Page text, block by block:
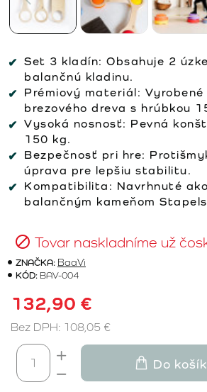
Set 3 kladín: Obsahuje 2
balančnú kladinu.
Prémiový materiál:
brezového dreva s hrúbkou
Vysoká nosnosť: Pevná
150 kg.
Bezpečnosť pri hre:
úprava pre lepšiu stabilitu.
Kompatibilita: Navrhnuté
balančným kameňom
Tovar naskladníme už
ZNAČKA: BaaVi
KÓD: BAV-004
132,90 €
Bez DPH: 108,05 €
Do